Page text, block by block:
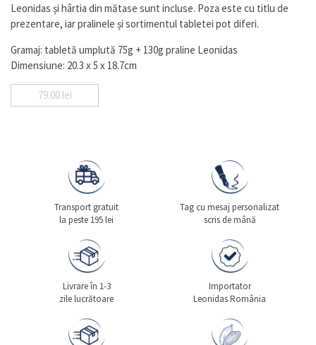
la
clienți
Leonidas și hârtia din mătase sunt incluse. Poza este cu titlu de
prezentare, iar pralinele și sortimentul tabletei pot diferi.
Gramaj: tabletă umplută 75g + 130g praline Leonidas
Dimensiune: 20.3 x 5 x 18.7cm
79.00 lei
Transport gratuit
la peste 195 lei
Tag cu mesaj personalizat
scris de mână
Livrare în 1-3
zile lucrătoare
Importator
Leonidas România